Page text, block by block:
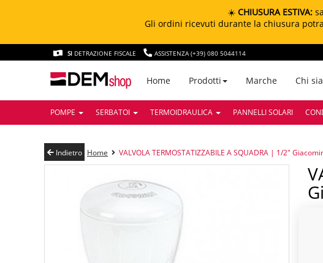
☀️ CHIUSURA ESTIVA:
Gli ordini ricevuti durante la chiusura
SI DETRAZIONE FISCALE ASSISTENZA (+39) 080 5044114
Home Prodotti Marche Chi
POMPE SERBATOI TERMOIDRAULICA PANNELLI SOLARI
Indietro Home VALVOLA TERMOSTATIZZABILE A SQUADRA | 1/2"
VALVOLA TERMOSTATIZZABILE A SQUADRA | 1/2"